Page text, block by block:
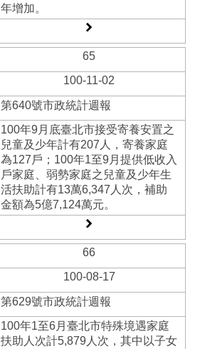
年增加。
65
100-11-02
第640號市政統計週報
100年9月底臺北市接受寄養安置之
兒童及少年計有207人，寄養家庭
為127戶；100年1至9月提供低收入
戶家庭、弱勢家庭之兒童及少年生
活扶助計有13萬6,347人次，補助
金額為5億7,124萬元。
66
100-08-17
第629號市政統計週報
100年1至6月臺北市特殊境遇家庭
扶助人次計5,879人次，其中以子女